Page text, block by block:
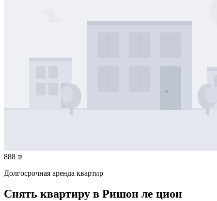
888 ₪
Долгосрочная аренда квартир
Снять квартиру в Ришон ле цион